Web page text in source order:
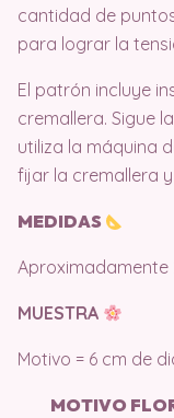
cantidad de
para lograr la
El patrón incluye
cremallera. Sigue
utiliza la máquina
fijar la cremallera
MEDIDAS
Aproximadamente
MUESTRA
Motivo = 6 cm de
MOTIVO